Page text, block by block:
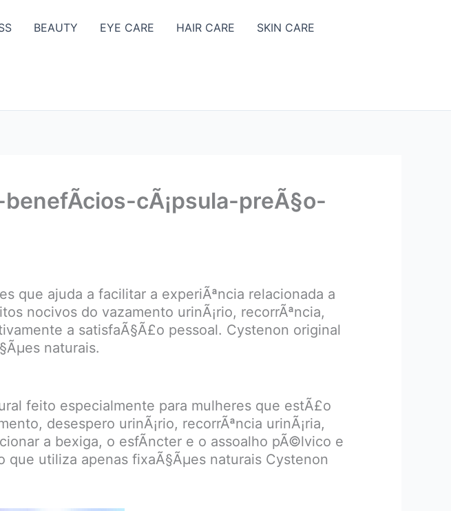
BEAUTY EYE CARE HAIR CARE SKIN CARE
cÃ¡psula-preÃ§o-
que ajuda a facilitar a experiÃªncia relacionada a
nocivos do vazamento urinÃ¡rio, recorrÃªncia,
a satisfaÃ§Ã£o pessoal. Cystenon original
naturais.
feito especialmente para mulheres que estÃ£o
desespero urinÃ¡rio, recorrÃªncia urinÃ¡ria,
a bexiga, o esfÃ­ncter e o assoalho pÃ©lvico e
utiliza apenas fixaÃ§Ãµes naturais Cystenon